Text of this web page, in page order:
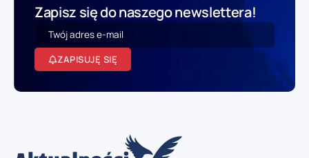
Zapisz się do naszego newslettera!
ZAPISUJĘ SIĘ